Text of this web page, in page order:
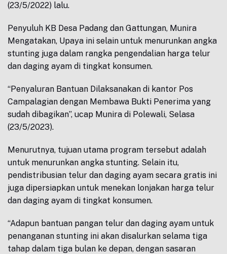
(23/5/2022) lalu.
Penyuluh KB Desa Padang dan Gattungan, Munira
Mengatakan, Upaya ini selain untuk menurunkan angka
stunting juga dalam rangka pengendalian harga telur
dan daging ayam di tingkat konsumen.
“Penyaluran Bantuan Dilaksanakan di kantor Pos
Campalagian dengan Membawa Bukti Penerima yang
sudah dibagikan”, ucap Munira di Polewali, Selasa
(23/5/2023).
Menurutnya, tujuan utama program tersebut adalah
untuk menurunkan angka stunting. Selain itu,
pendistribusian telur dan daging ayam secara gratis ini
juga dipersiapkan untuk menekan lonjakan harga telur
dan daging ayam di tingkat konsumen.
“Adapun bantuan pangan telur dan daging ayam untuk
penanganan stunting ini akan disalurkan selama tiga
tahap dalam tiga bulan ke depan, dengan sasaran